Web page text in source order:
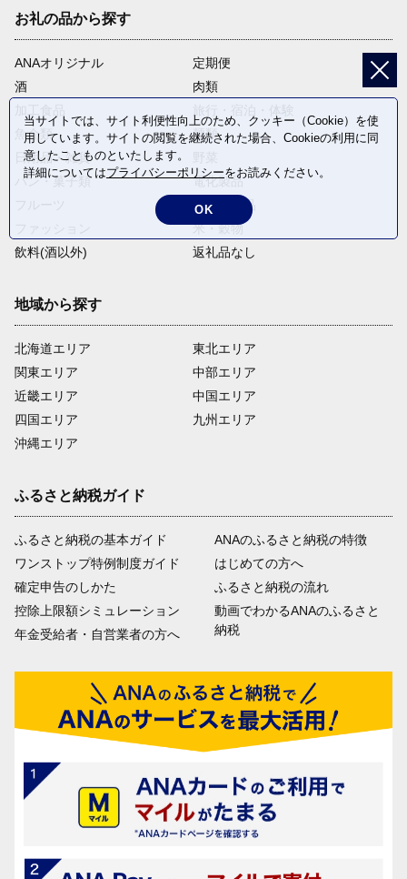
お礼の品から探す
ANAオリジナル
定期便
酒
肉類
魚介類
麺類
日用品・雑貨
パン・菓子類
電化製品
卵・乳製品
米・穀物
飲料(酒以外)
返礼品なし
地域から探す
北海道エリア
関東エリア
近畿エリア
四国エリア
沖縄エリア
東北エリア
中部エリア
中国エリア
九州エリア
ふるさと納税ガイド
ふるさと納税の基本ガイド
ワンストップ特例制度ガイド
確定申告のしかた
控除上限額シミュレーション
年金受給者・自営業者の方へ
ANAのふるさと納税の特徴
はじめての方へ
ふるさと納税の流れ
動画でわかるANAのふるさと
納税
当サイトでは、サイト利便性向上のため、クッキー（Cookie）を使
用しています。サイトの閲覧を継続された場合、Cookieの利用に同
意したことものといたします。
詳細についてはプライバシーポリシーをお読みください。
OK